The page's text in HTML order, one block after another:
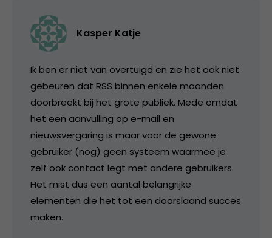
Kasper Katje
Ik ben er niet van overtuigd en zie het ook niet
gebeuren dat RSS binnen enkele maanden
doorbreekt bij het grote publiek. Mede omdat
het een aanvulling op e-mail en
nieuwsvergaring is maar voor de gewone
gebruiker (nog) geen systeem waarmee je
zelf ook contact legt met andere gebruikers.
Het mist dus een aantal belangrijke
elementen die het tot een doorslaand succes
maken.